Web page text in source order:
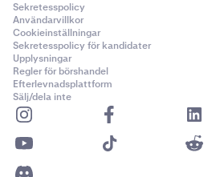
Sekretesspolicy
Användarvillkor
Cookieinställningar
Sekretesspolicy för kandidater
Upplysningar
Regler för börshandel
Efterlevnadsplattform
Sälj/dela inte